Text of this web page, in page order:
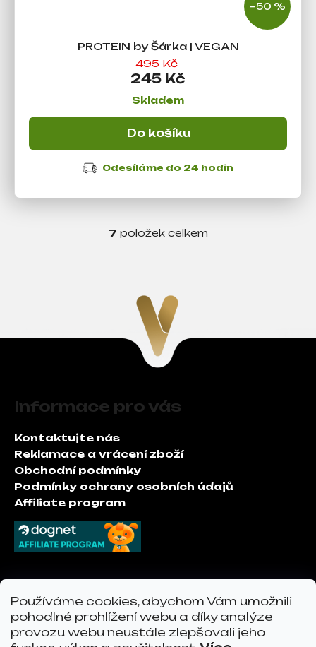
Používáme cookies, abychom Vám umožnili
pohodlné prohlížení webu a díky analýze
provozu webu neustále zlepšovali jeho
–50 %
PROTEIN by Šárka | VEGAN
495 Kč
245 Kč
Skladem
Do košíku
Odesíláme do 24 hodin
O
d
a
c
í
p
v
k
v
p
7 položek celkem
Informace pro vás
Kontaktujte nás
Reklamace a vrácení zboží
Obchodní podmínky
Podmínky ochrany osobních údajů
Affiliate program
info@ vervoshop.com
vervo.cz